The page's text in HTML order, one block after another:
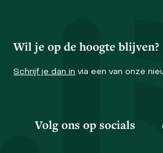
Wil je op de hoogte blijven?
Schrijf je dan in via een van onze
Volg ons op socials